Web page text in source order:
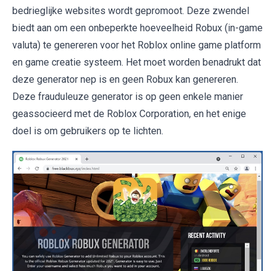
bedrieglijke websites wordt gepromoot. Deze zwendel
biedt aan om een onbeperkte hoeveelheid Robux (in-game
valuta) te genereren voor het Roblox online game platform
en game creatie systeem. Het moet worden benadrukt dat
deze generator nep is en geen Robux kan genereren.
Deze frauduleuze generator is op geen enkele manier
geassocieerd met de Roblox Corporation, en het enige
doel is om gebruikers op te lichten.